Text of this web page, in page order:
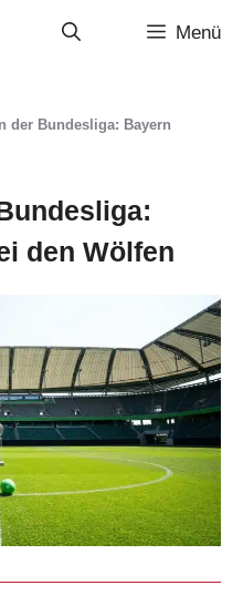
Menü
der Bundesliga: Bayern
den Wölfen